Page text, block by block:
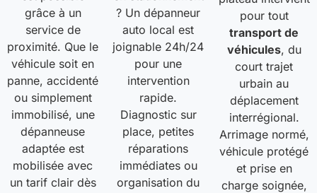
grâce à un
service de
proximité. Que le
véhicule soit en
panne, accidenté
ou simplement
immobilisé, une
dépanneuse
adaptée est
mobilisée avec
un tarif clair dès
? Un dépanneur
auto local est
joignable 24h/24
pour une
intervention
rapide.
Diagnostic sur
place, petites
réparations
immédiates ou
organisation du
pour tout
transport de
véhicules, du
court trajet
urbain au
déplacement
interrégional.
Arrimage normé,
véhicule protégé
et prise en
charge soignée,